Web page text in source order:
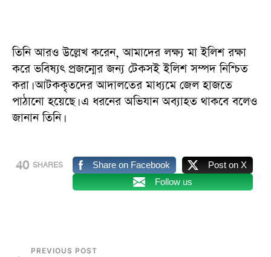
তিনি আরও উল্লেখ করেন, আমাদের লক্ষ্য মা ইলিশ রক্ষা
করে ভবিষ্যৎ প্রজন্মের জন্য টেকসই ইলিশ সম্পদ নিশ্চিত
করা। আটককৃতদের আদালতের মাধ্যমে জেল হাজতে
পাঠানো হয়েছে। এ ধরনের অভিযান অব্যাহত থাকবে বলেও
জানান তিনি।
40 SHARES Share on Facebook
Post on X
Follow us
PREVIOUS POST